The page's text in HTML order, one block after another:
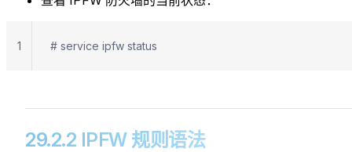
# service ipfw status
1
29.2.2 IPFW 规则语法